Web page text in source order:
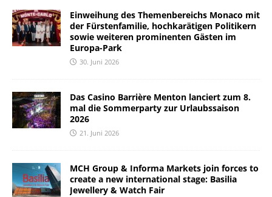
Einweihung des Themenbereichs Monaco mit
der Fürstenfamilie, hochkarätigen Politikern
sowie weiteren prominenten Gästen im
Europa-Park
30. Juni 2026
Das Casino Barrière Menton lanciert zum 8.
mal die Sommerparty zur Urlaubssaison
2026
21. Juni 2026
MCH Group & Informa Markets join forces to
create a new international stage: Basilia
Jewellery & Watch Fair